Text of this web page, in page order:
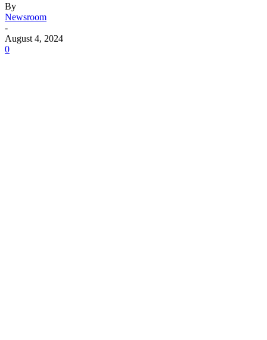
By
Newsroom
-
August 4, 2024
0